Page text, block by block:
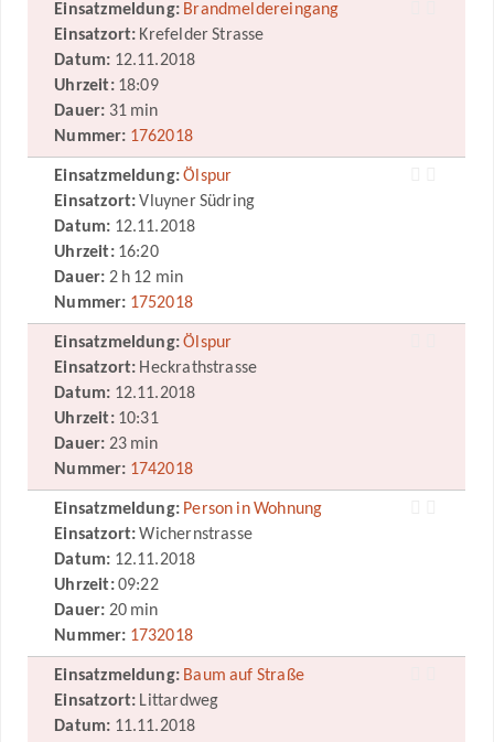
Einsatzmeldung: Brandmeldereingang
Einsatzort: Krefelder Strasse
Datum: 12.11.2018
Uhrzeit:18:09
Dauer: 31 min
Nummer: 1762018
Einsatzmeldung:Ölspur
Einsatzort:Vluyner Südring
Datum: 12.11.2018
Uhrzeit:16:20
Dauer: 2 h 12 min
Nummer: 1752018
Einsatzmeldung:Ölspur
Einsatzort: Heckrathstrasse
Datum: 12.11.2018
Uhrzeit:10:31
Dauer: 23 min
Nummer: 1742018
Einsatzmeldung: Person in Wohnung
Einsatzort:Wichernstrasse
Datum: 12.11.2018
Uhrzeit:09:22
Dauer: 20 min
Nummer: 1732018
Einsatzmeldung: Baum auf Straße
Einsatzort: Littardweg
Datum: 11.11.2018